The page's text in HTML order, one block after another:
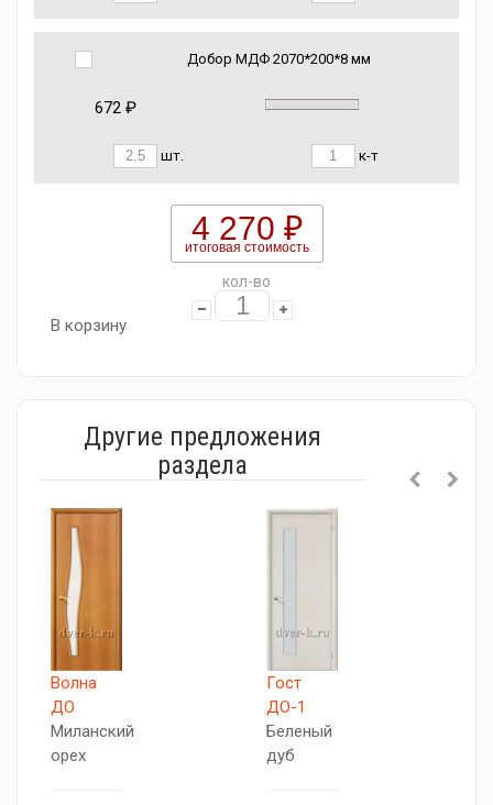
Добор МДФ 2070*200*8 мм
672 ₽
шт. к-т
4 270 ₽
итоговая стоимость
кол-во
В корзину
Другие предложения
раздела
Волна
ДО
Миланский
орех
Гост
ДО-1
Беленый
дуб